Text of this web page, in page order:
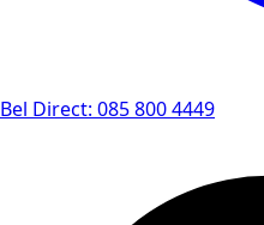
Bel Direct: 085 800 4449